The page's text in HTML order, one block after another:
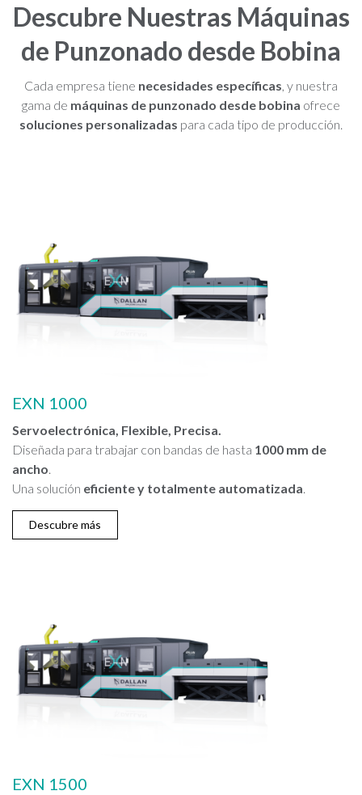
Descubre Nuestras Máquinas
de Punzonado desde Bobina
Cada empresa tiene necesidades específicas, y nuestra
gama de máquinas de punzonado desde bobina ofrece
soluciones personalizadas para cada tipo de producción.
EXN 1000
Servoelectrónica, Flexible, Precisa.
Diseñada para trabajar con bandas de hasta 1000 mm de
ancho.
Una solución eficiente y totalmente automatizada.
Descubre más
EXN 1500